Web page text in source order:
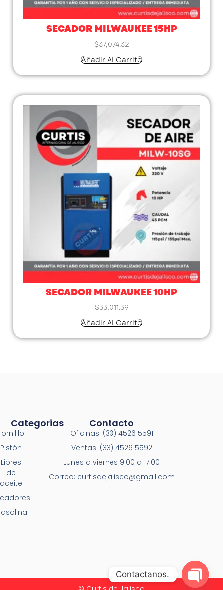
SECADOR MILWAUKEE 15HP
$37,074.32
Añadir Al Carrito
SECADOR MILWAUKEE 10HP
$33,011.39
Añadir Al Carrito
Categorias
Pistón
Libres
de
aceite
Contacto
Oficinas: (33) 4526 5591
Ventas: (33) 4526 5592
Lunes a viernes 9:00 a 17:00
Correo: curtisdejalisco@gmail.com
Contactanos.